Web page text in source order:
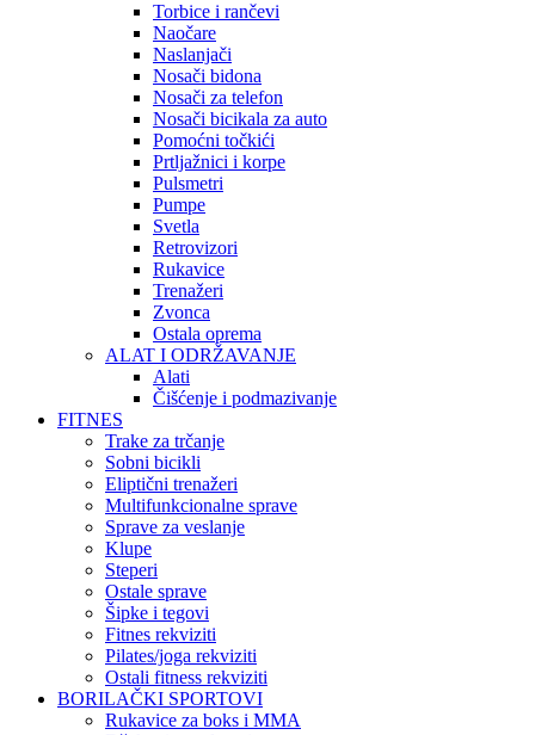
Torbice i rančevi
Naočare
Naslanjači
Nosači bidona
Nosači za telefon
Nosači bicikala za auto
Pomoćni točkići
Prtljažnici i korpe
Pulsmetri
Pumpe
Svetla
Retrovizori
Rukavice
Trenažeri
Zvonca
Ostala oprema
ALAT I ODRŽAVANJE
Alati
Čišćenje i podmazivanje
FITNES
Trake za trčanje
Sobni bicikli
Eliptični trenažeri
Multifunkcionalne sprave
Sprave za veslanje
Klupe
Steperi
Ostale sprave
Šipke i tegovi
Fitnes rekviziti
Pilates/joga rekviziti
Ostali fitness rekviziti
BORILAČKI SPORTOVI
Rukavice za boks i MMA